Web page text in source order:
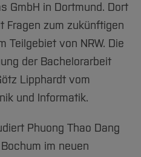
GmbH in Dortmund. Dort
Fragen zum zukünftigen
Teilgebiet von NRW. Die
der Bachelorarbeit
Lipphardt vom
und Informatik.
Phuong Thao Dang
im neuen